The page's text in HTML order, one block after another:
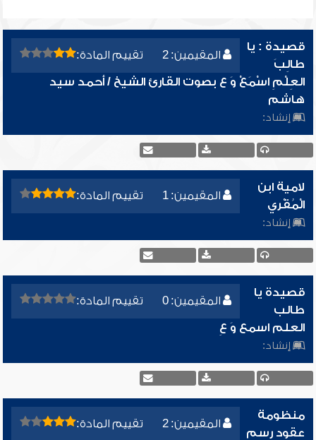
المقيمين: 2 تقييم المادة:
قصيدة : يا
طالِبَ
العِلْمِ اسْمَعْ وَ ع بصوت القارئ الشيخ / أحمد سيد
هاشم
إنشاد:
المقيمين: 1 تقييم المادة:
لامية ابن
الْمُقْري
إنشاد:
المقيمين: 0 تقييم المادة:
قصيدة يا
طالب
العلم اسمع وَ عِ
إنشاد:
المقيمين: 2 تقييم المادة:
منظومة
عقود رسم